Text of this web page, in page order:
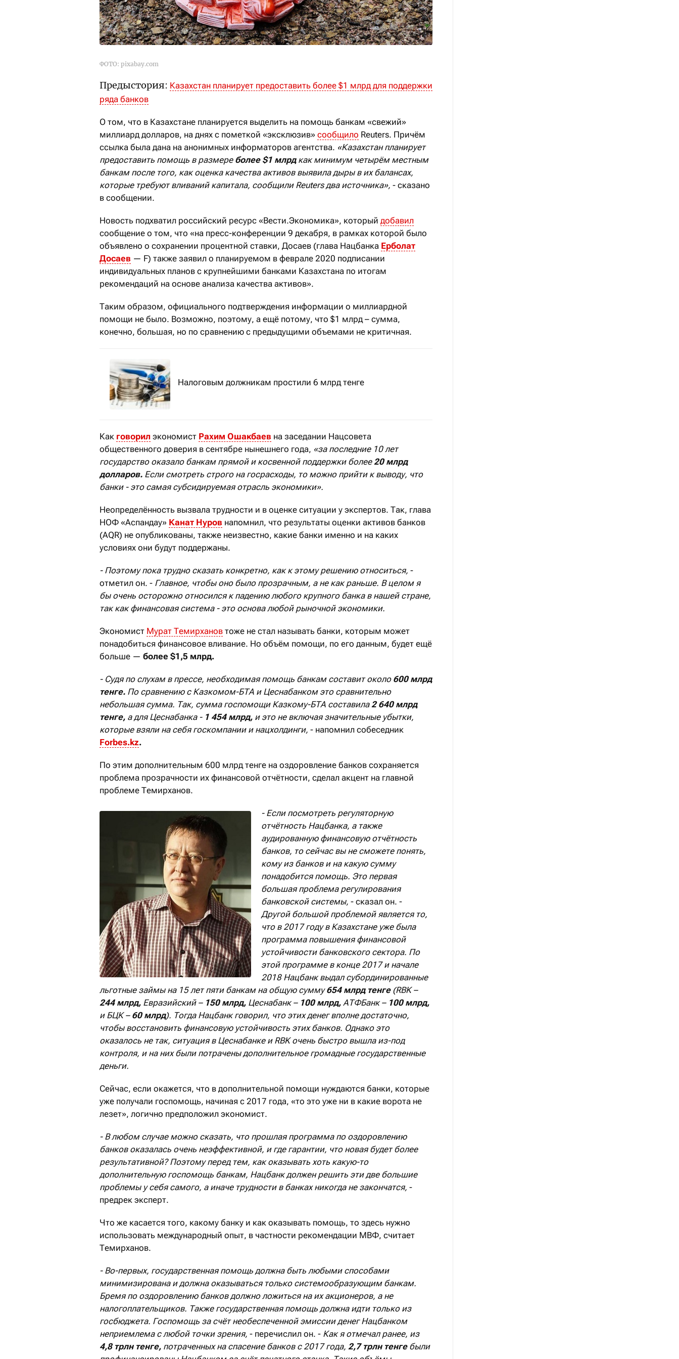
ФОТО: pixabay.com
Предыстория: Казахстан планирует предоставить более $1 млрд для поддержки
ряда банков
О том, что в Казахстане планируется выделить на помощь банкам «свежий»
миллиард долларов, на днях с пометкой «эксклюзив» сообщило Reuters. Причём
ссылка была дана на анонимных информаторов агентства. «Казахстан планирует
предоставить помощь в размере более $1 млрдкак минимум четырём местным
банкам после того, как оценка качества активов выявила дыры в их балансах,
которые требуют вливаний капитала, сообщили Reuters два источника», - сказано
в сообщении.
Новость подхватил российский ресурс «Вести.Экономика», который добавил
сообщение о том, что «на пресс-конференции 9 декабря, в рамках которой было
объявлено о сохранении процентной ставки, Досаев (глава Нацбанка Ерболат
Досаев — F) также заявил о планируемом в феврале 2020 подписании
индивидуальных планов с крупнейшими банками Казахстана по итогам
рекомендаций на основе анализа качества активов».
Таким образом, официального подтверждения информации о миллиардной
помощи не было. Возможно, поэтому, а ещё потому, что $1 млрд – сумма,
конечно, большая, но по сравнению с предыдущими объемами не критичная.
Налоговым должникам простили 6 млрд тенге
Как говорил экономист Рахим Ошакбаев на заседании Нацсовета
общественного доверия в сентябре нынешнего года, «за последние 10 лет
государство оказало банкам прямой и косвенной поддержки более 20 млрд
долларов. Если смотреть строго на госрасходы, то можно прийти к выводу, что
банки - это самая субсидируемая отрасль экономики».
Неопределённость вызвала трудности и в оценке ситуации у экспертов. Так, глава
НОФ «Аспандау» Канат Нуров напомнил, что результаты оценки активов банков
(AQR) не опубликованы, также неизвестно, какие банки именно и на каких
условиях они будут поддержаны.
- Поэтому пока трудно сказать конкретно, как к этому решению относиться, -
отметил он. - Главное, чтобы оно было прозрачным, а не как раньше. В целом я
бы очень осторожно относился к падению любого крупного банка в нашей стране,
так как финансовая система - это основа любой рыночной экономики.
Экономист Мурат Темирханов тоже не стал называть банки, которым может
понадобиться финансовое вливание. Но объём помощи, по его данным, будет ещё
больше — более $1,5 млрд.
- Судя по слухам в прессе, необходимая помощь банкам составит около 600 млрд
тенге. По сравнению с Казкомом-БТА и Цеснабанком это сравнительно
небольшая сумма. Так, сумма госпомощи Казкому-БТА составила 2 640 млрд
тенге, адля Цеснабанка - 1 454 млрд, и это не включая значительные убытки,
которые взяли на себя госкомпании и нацхолдинги, - напомнил собеседник
Forbes.kz.
По этим дополнительным 600 млрд тенге на оздоровление банков сохраняется
проблема прозрачности их финансовой отчётности, сделал акцент на главной
проблеме Темирханов.
- Если посмотреть регуляторную
отчётность Нацбанка, а также
аудированную финансовую отчётность
банков, то сейчас вы не сможете понять,
кому из банков и на какую сумму
понадобится помощь. Это первая
большая проблема регулирования
банковской системы, - сказал он. -
Другой большой проблемой является то,
что в 2017 году в Казахстане уже была
программа повышения финансовой
устойчивости банковского сектора. По
этой программе в конце 2017 и начале
2018 Нацбанк выдал субординированные
льготные займы на 15 лет пяти банкам на общую сумму654 млрд тенге(RBK –
244 млрд, Евразийский – 150 млрд, Цеснабанк – 100 млрд, АТФБанк – 100 млрд,
и БЦК – 60 млрд). Тогда Нацбанк говорил, что этих денег вполне достаточно,
чтобы восстановить финансовую устойчивость этих банков. Однако это
оказалось не так, ситуация в Цеснабанке и RBK очень быстро вышла из-под
контроля, и на них были потрачены дополнительное громадные государственные
деньги.
Сейчас, если окажется, что в дополнительной помощи нуждаются банки, которые
уже получали госпомощь, начиная с 2017 года, «то это уже ни в какие ворота не
лезет», логично предположил экономист.
- В любом случае можно сказать, что прошлая программа по оздоровлению
банков оказалась очень неэффективной, и где гарантии, что новая будет более
результативной? Поэтому перед тем, как оказывать хоть какую-то
дополнительную госпомощь банкам, Нацбанк должен решить эти две большие
проблемы у себя самого, а иначе трудности в банках никогда не закончатся, -
предрек эксперт.
Что же касается того, какому банку и как оказывать помощь, то здесь нужно
использовать международный опыт, в частности рекомендации МВФ, считает
Темирханов.
- Во-первых, государственная помощь должна быть любыми способами
минимизирована и должна оказываться только системообразующим банкам.
Бремя по оздоровлению банков должно ложиться на их акционеров, а не
налогоплательщиков. Также государственная помощь должна идти только из
госбюджета. Госпомощь за счёт необеспеченной эмиссии денег Нацбанком
неприемлема с любой точки зрения, - перечислил он. - Как я отмечал ранее, из
4,8 трлн тенге, потраченных на спасение банков с 2017 года, 2,7 трлн тенгебыли